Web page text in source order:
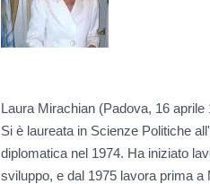
Laura Mirachian (Padova, 16
Si è laureata in Scienze Politiche
diplomatica nel 1974. Ha iniziato
sviluppo, e dal 1975 lavora prima a